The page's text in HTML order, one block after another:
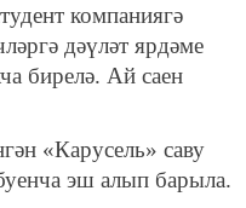
компаниягә
дәүләт ярдәме
бирелә. Ай саен
«Карусель» саву
эш алып барыла.